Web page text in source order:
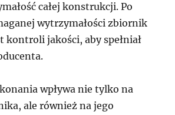
całej konstrukcji. Po
wytrzymałości zbiornik
kontroli jakości, aby spełniał
wpływa nie tylko na
ale również na jego